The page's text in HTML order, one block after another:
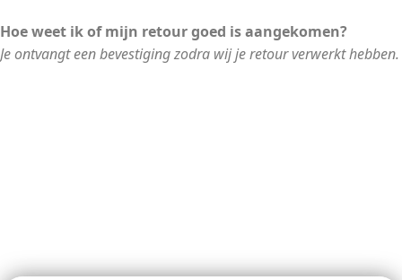
Hoe weet ik of mijn retour goed is aangekomen?
Je ontvangt een bevestiging zodra wij je retour verwerkt hebben.